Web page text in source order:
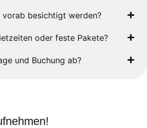
vorab besichtigt werden?
oder feste Pakete?
und Buchung ab?